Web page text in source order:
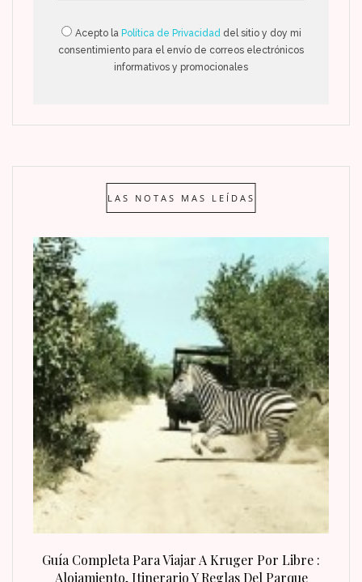
Acepto la Política de Privacidad del sitio y doy mi
consentimiento para el envío de correos electrónicos
informativos y promocionales
LAS NOTAS MAS LEÍDAS
Guía Completa Para Viajar A Kruger Por Libre :
Alojamiento, Itinerario Y Reglas Del Parque